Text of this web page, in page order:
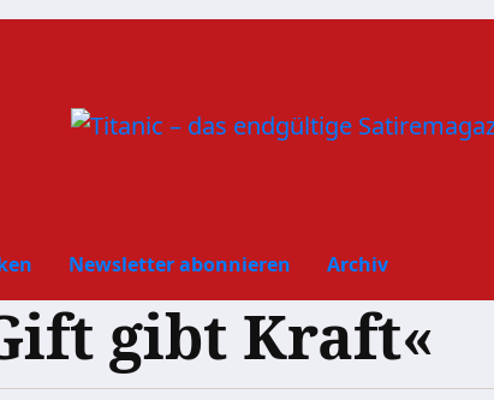
Newsletter abonnieren Archiv
gibt Kraft«